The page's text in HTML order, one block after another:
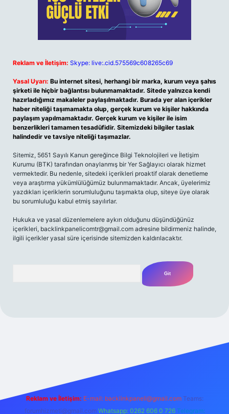
Reklam ve İletişim: Skype: live:.cid.575569c608265c69
Yasal Uyarı: Bu internet sitesi, herhangi bir marka, kurum veya şahıs
şirketi ile hiçbir bağlantısı bulunmamaktadır. Sitede yalnızca kendi
hazırladığımız makaleler paylaşılmaktadır. Burada yer alan içerikler
haber niteliği taşımamakta olup, gerçek kurum ve kişiler hakkında
paylaşım yapılmamaktadır. Gerçek kurum ve kişiler ile isim
benzerlikleri tamamen tesadüfidir. Sitemizdeki bilgiler taslak
halindedir ve tavsiye niteliği taşımazlar.
Sitemiz, 5651 Sayılı Kanun gereğince Bilgi Teknolojileri ve İletişim
Kurumu (BTK) tarafından onaylanmış bir Yer Sağlayıcı olarak hizmet
vermektedir. Bu nedenle, sitedeki içerikleri proaktif olarak denetleme
veya araştırma yükümlülüğümüz bulunmamaktadır. Ancak, üyelerimiz
yazdıkları içeriklerin sorumluluğunu taşımakta olup, siteye üye olarak
bu sorumluluğu kabul etmiş sayılırlar.
Hukuka ve yasal düzenlemelere aykırı olduğunu düşündüğünüz
içerikleri, backlinkpanelicomtr@gmail.com adresine bildirmeniz halinde,
ilgili içerikler yasal süre içerisinde sitemizden kaldırılacaktır.
m elexbet
Reklam ve İletişim: E-mail: backlinkpaneli@gmail.com Teams:
forumhizmeti@gmail.com Whatsapp: 0262 606 0 726 Telegram: